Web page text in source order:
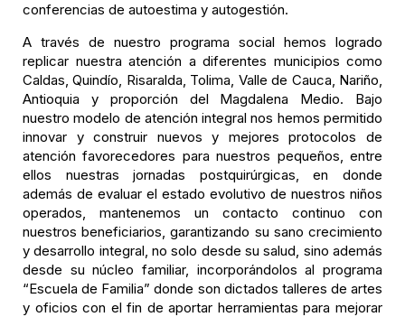
conferencias de autoestima y autogestión.
A través de nuestro programa social hemos logrado
replicar nuestra atención a diferentes municipios como
Caldas, Quindío, Risaralda, Tolima, Valle de Cauca, Nariño,
Antioquia y proporción del Magdalena Medio. Bajo
nuestro modelo de atención integral nos hemos permitido
innovar y construir nuevos y mejores protocolos de
atención favorecedores para nuestros pequeños, entre
ellos nuestras jornadas postquirúrgicas, en donde
además de evaluar el estado evolutivo de nuestros niños
operados, mantenemos un contacto continuo con
nuestros beneficiarios, garantizando su sano crecimiento
y desarrollo integral, no solo desde su salud, sino además
desde su núcleo familiar, incorporándolos al programa
“Escuela de Familia” donde son dictados talleres de artes
y oficios con el fin de aportar herramientas para mejorar